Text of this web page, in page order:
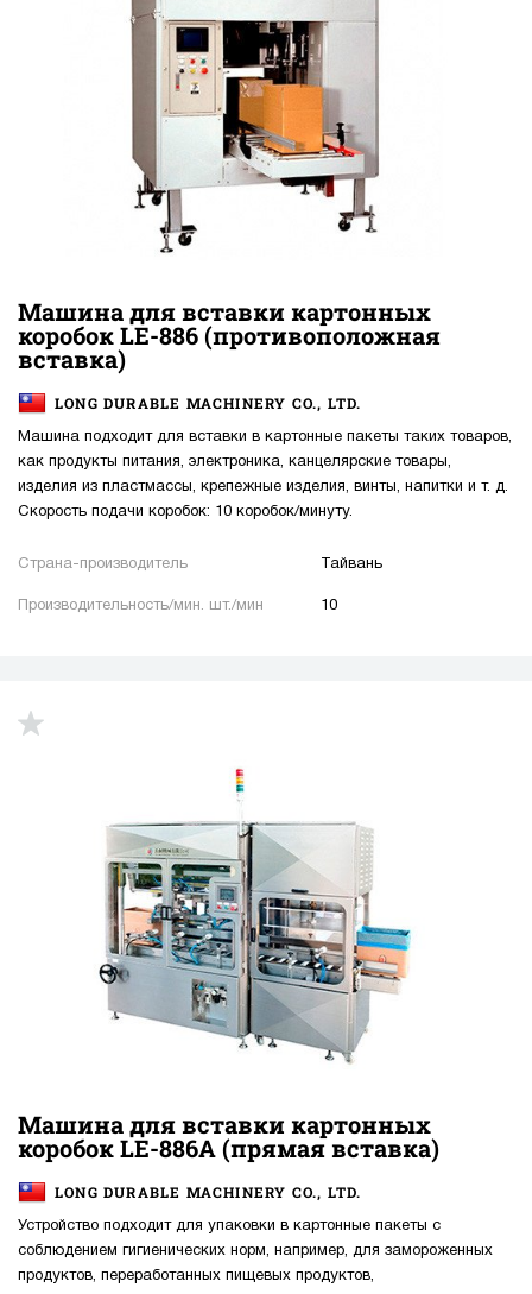
Машина для вставки картонных
коробок LE-886 (противоположная
вставка)
LONG DURABLE MACHINERY CO., LTD.
Машина подходит для вставки в картонные пакеты таких товаров,
как продукты питания, электроника, канцелярские товары,
изделия из пластмассы, крепежные изделия, винты, напитки и т. д.
Скорость подачи коробок: 10 коробок/минуту.
Страна-производитель Тайвань
Производительность/мин. шт./мин 10
Машина для вставки картонных
коробок LE-886A (прямая вставка)
LONG DURABLE MACHINERY CO., LTD.
Устройство подходит для упаковки в картонные пакеты с
соблюдением гигиенических норм, например, для замороженных
продуктов, переработанных пищевых продуктов,